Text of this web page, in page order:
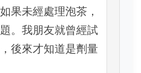
果未經處理泡茶，
。我朋友就曾經試
後來才知道是劑量